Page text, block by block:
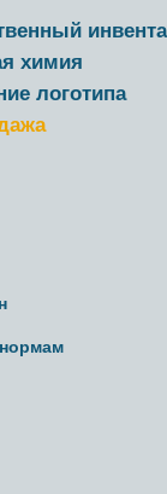
химия
логотипа